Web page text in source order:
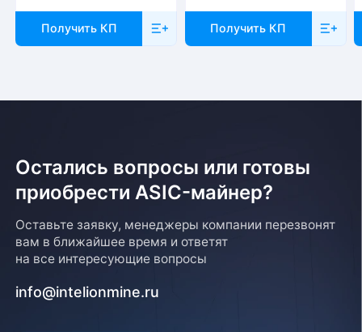
Получить КП Получить КП
Остались вопросы или готовы
приобрести ASIC-майнер?
Оставьте заявку, менеджеры компании перезвонят
вам в ближайшее время и ответят
на все интересующие вопросы
info@intelionmine.ru